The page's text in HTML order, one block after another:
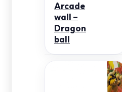
Arcade
wall –
Dragon
ball